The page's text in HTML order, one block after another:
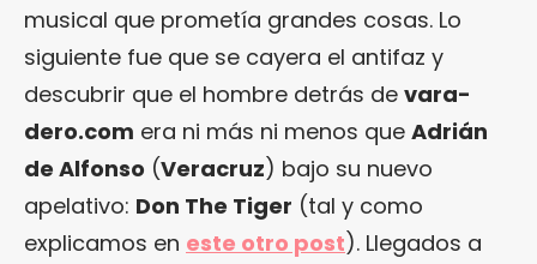
musical que prometía grandes cosas. Lo
siguiente fue que se cayera el antifaz y
descubrir que el hombre detrás de vara-
dero.com era ni más ni menos que Adrián
de Alfonso (Veracruz) bajo su nuevo
apelativo: Don The Tiger (tal y como
explicamos en este otro post). Llegados a